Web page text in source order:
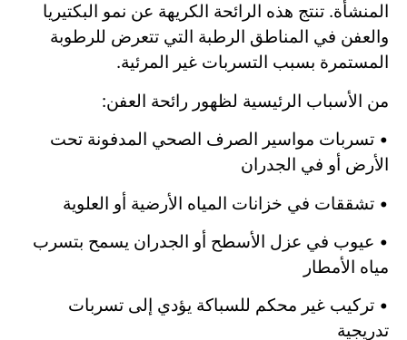
المنشأة. تنتج هذه الرائحة الكريهة عن نمو البكتيريا
والعفن في المناطق الرطبة التي تتعرض للرطوبة
المستمرة بسبب التسربات غير المرئية.
من الأسباب الرئيسية لظهور رائحة العفن:
• تسربات مواسير الصرف الصحي المدفونة تحت
الأرض أو في الجدران
• تشققات في خزانات المياه الأرضية أو العلوية
• عيوب في عزل الأسطح أو الجدران يسمح بتسرب
مياه الأمطار
• تركيب غير محكم للسباكة يؤدي إلى تسربات
تدريجية